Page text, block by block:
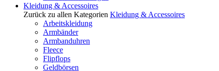
Kleidung & Accessoires
Zurück zu allen Kategorien Kleidung & Accessoires
Arbeitskleidung
Armbänder
Armbanduhren
Fleece
Flipflops
Geldbörsen